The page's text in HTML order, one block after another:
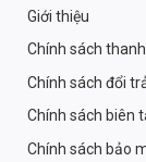
Giới thiệu
Chính sách
Chính sách đổi
Chính sách biên
Chính sách bảo